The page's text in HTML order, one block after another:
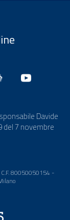
Davide
del 7 novembre
80050050154 -